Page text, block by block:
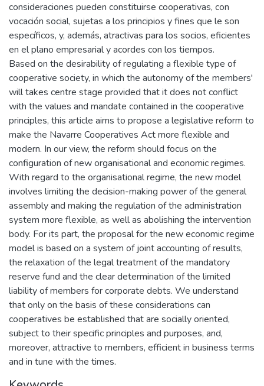
consideraciones pueden constituirse cooperativas, con
vocación social, sujetas a los principios y fines que le son
específicos, y, además, atractivas para los socios, eficientes
en el plano empresarial y acordes con los tiempos.
Based on the desirability of regulating a flexible type of
cooperative society, in which the autonomy of the members'
will takes centre stage provided that it does not conflict
with the values and mandate contained in the cooperative
principles, this article aims to propose a legislative reform to
make the Navarre Cooperatives Act more flexible and
modern. In our view, the reform should focus on the
configuration of new organisational and economic regimes.
With regard to the organisational regime, the new model
involves limiting the decision-making power of the general
assembly and making the regulation of the administration
system more flexible, as well as abolishing the intervention
body. For its part, the proposal for the new economic regime
model is based on a system of joint accounting of results,
the relaxation of the legal treatment of the mandatory
reserve fund and the clear determination of the limited
liability of members for corporate debts. We understand
that only on the basis of these considerations can
cooperatives be established that are socially oriented,
subject to their specific principles and purposes, and,
moreover, attractive to members, efficient in business terms
and in tune with the times.